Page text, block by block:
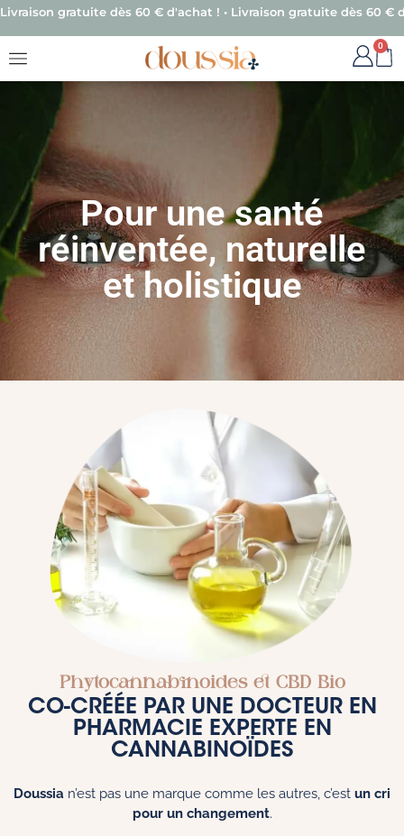
Livraison gratuite dès 60 € d'achat ! • Livraison gratuite dès 60 €
0
Pour une santé
réinventée, naturelle
et holistique
Phytocannabinoides et CBD Bio
CO-CRÉÉE PAR UNE DOCTEUR EN
PHARMACIE EXPERTE EN
CANNABINOÏDES
Doussia n’est pas une marque comme les autres, c’est un cri
pour un changement.